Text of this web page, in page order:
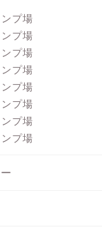
プ場
プ場
プ場
プ場
プ場
プ場
プ場
プ場